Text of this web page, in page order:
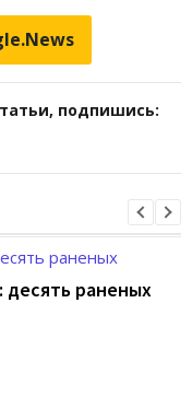
подпишись:
десять раненых